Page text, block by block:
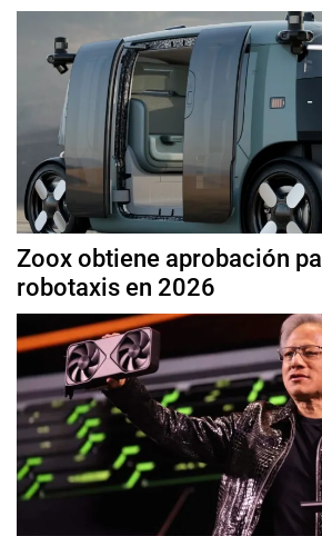
Zoox obtiene aprobación
robotaxis en 2026